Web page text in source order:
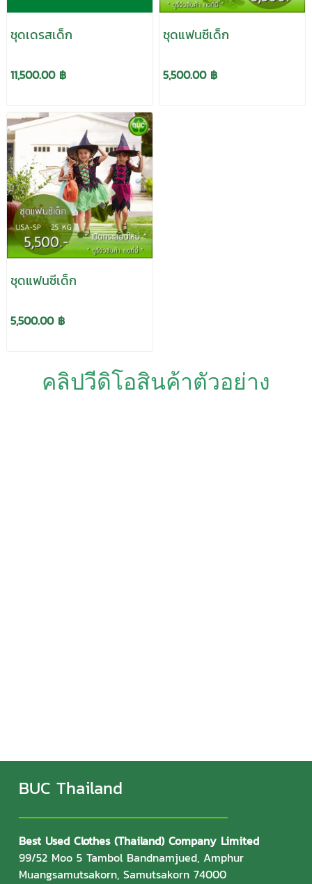
ชุดเดรสเด็ก
11,500.00 ฿
ชุดแฟนซีเด็ก
5,500.00 ฿
ชุดแฟนซีเด็ก
5,500.00 ฿
คลิปวีดิโอสินค้าตัวอย่าง
BUC Thailand
Best Used Clothes (Thailand) Company Limited
99/52 Moo 5 Tambol Bandnamjued, Amphur
Muangsamutsakorn, Samutsakorn 74000